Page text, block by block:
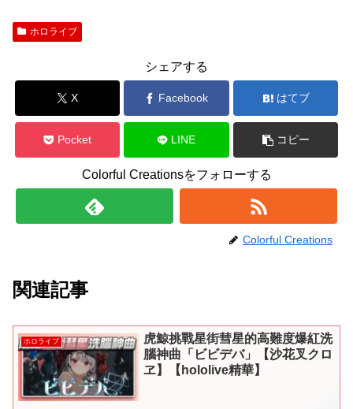
ホロライブ
シェアする
X Facebook はてブ
Pocket LINE コピー
Colorful Creationsをフォローする
Colorful Creations
関連記事
ホロライブ
虎鯨挑戰星街彗星的高難度爆紅洗
腦神曲「ビビデバ」【沙花叉クロ
ヱ】【hololive精華】